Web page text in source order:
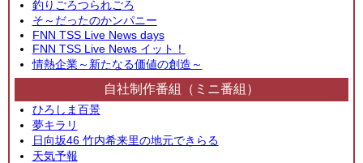
釣りごろつられごろ
そ～だったのかンパニー
FNN TSS Live News days
FNN TSS Live News イット！
情熱企業～新たなる価値の創造～
自社制作番組（ミニ番組）
ひろしま百景
夢キラリ
日向坂46 竹内希来里の地元できらる
天気予報